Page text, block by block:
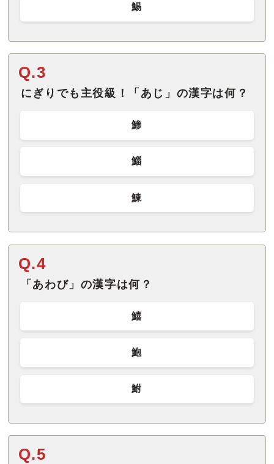
鯣
Q.3
にぎりでも主役級！「あじ」の漢字は何？
鯵
鯔
鰊
Q.4
「あわび」の漢字は何？
鱚
鮑
鮒
Q.5